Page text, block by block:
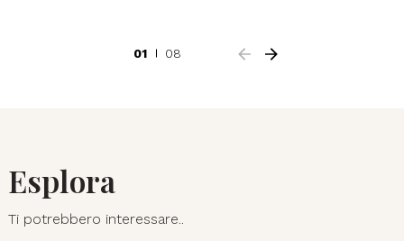
01 08
Esplora
Ti potrebbero interessare..